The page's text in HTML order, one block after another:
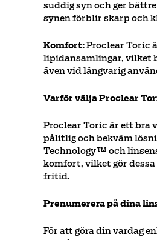
suddig syn och ger
synen förblir skarp och
Komfort:Proclear Toric
lipidansamlingar, vilket
även vid långvarig
Varför välja Proclear
Proclear Toric är ett bra
pålitlig och bekväm
Technology™ och
komfort, vilket gör
fritid.
Prenumerera på dina
För att göra din vardag